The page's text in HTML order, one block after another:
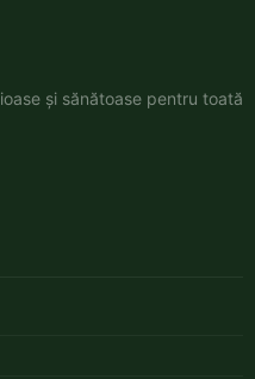
și sănătoase pentru toată